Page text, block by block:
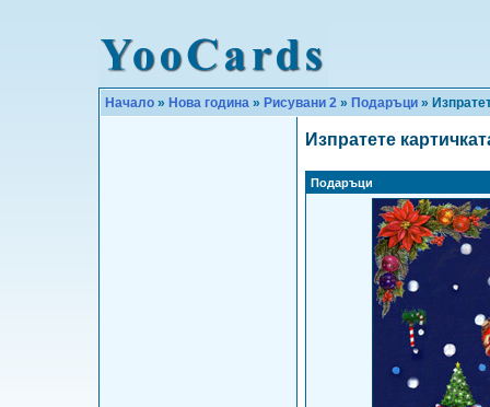
Начало » Нова година » Рисувани 2 » Подаръци »
Изпратете
Подаръци